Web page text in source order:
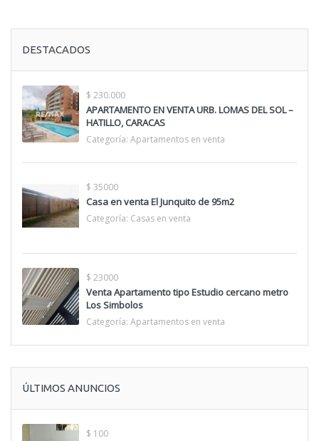
DESTACADOS
$ 230.000
APARTAMENTO EN VENTA URB. LOMAS DEL SOL –
HATILLO, CARACAS
Categoría: Apartamentos en venta
$ 35000
Casa en venta El Junquito de 95m2
Categoría: Casas en venta
$ 23000
Venta Apartamento tipo Estudio cercano metro
Los Simbolos
Categoría: Apartamentos en venta
ÚLTIMOS ANUNCIOS
$ 100